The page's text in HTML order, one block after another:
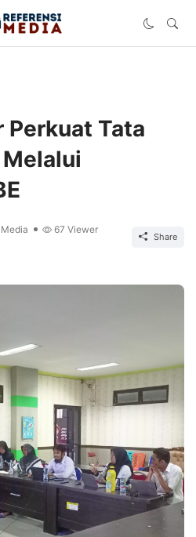
Perkuat Tata
67 Viewer
Share